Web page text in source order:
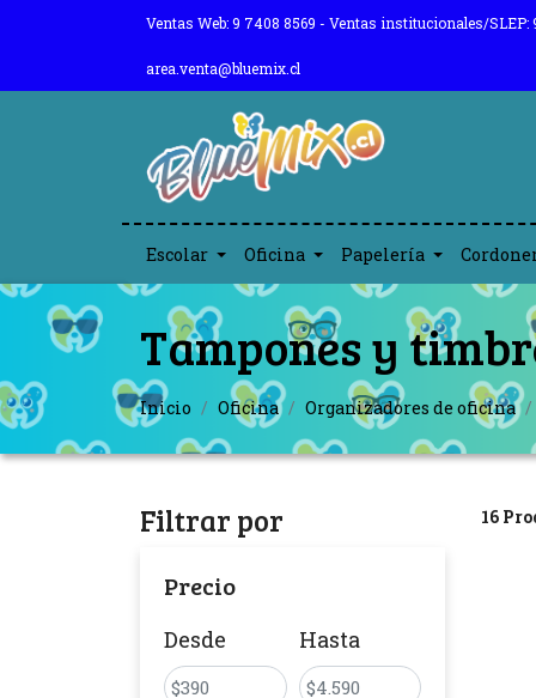
Ventas Web: 9 7408 8569 - Ventas institucionales/SLEP:
area.venta@bluemix.cl
Escolar Oficina Papelería
Tampones y
Inicio Oficina Organizadores de oficina
Filtrar por
Precio
Desde Hasta
16